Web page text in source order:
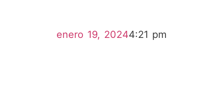
enero 19, 20244:21 pm